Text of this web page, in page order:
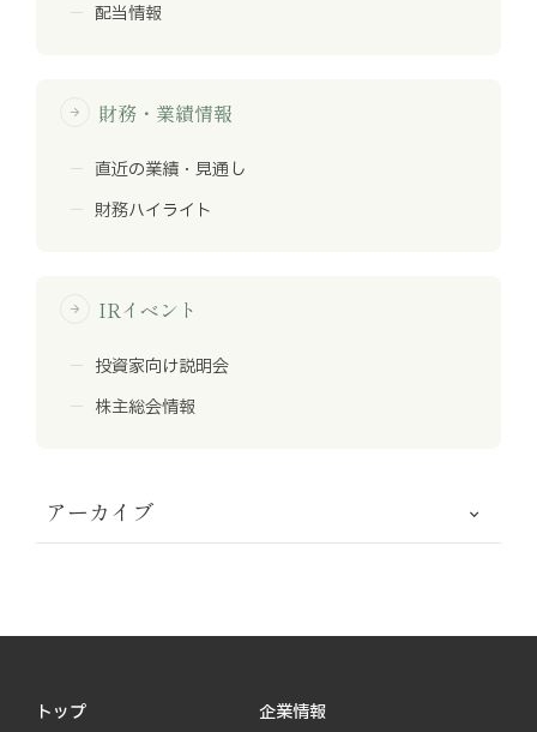
配当情報
arrow_forward 財務・業績情報
直近の業績・見通し
財務ハイライト
arrow_forward IRイベント
投資家向け説明会
株主総会情報
アーカイブ
トップ 企業情報